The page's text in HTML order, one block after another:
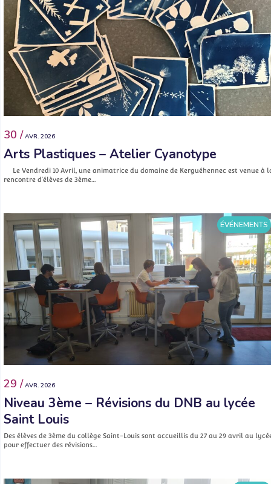
30 / AVR. 2026
Arts Plastiques – Atelier Cyanotype
Le Vendredi 10 Avril, une animatrice du domaine de Kerguéhennec est venue à
rencontre d’élèves de 3ème…
ÉVÉNEMENTS
29 / AVR. 2026
Niveau 3ème – Révisions du DNB au lycée
Saint Louis
Des élèves de 3ème du collège Saint-Louis sont accueillis du 27 au 29 avril au
pour effectuer des révisions…